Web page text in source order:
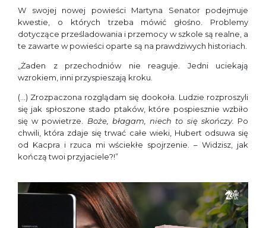
W swojej nowej powieści Martyna Senator podejmuje
kwestie, o których trzeba mówić głośno. Problemy
dotyczące prześladowania i przemocy w szkole są realne, a
te zawarte w powieści oparte są na prawdziwych historiach.
„Żaden z przechodniów nie reaguje. Jedni uciekają
wzrokiem, inni przyspieszają kroku.
(…) Zrozpaczona rozglądam się dookoła. Ludzie rozproszyli
się jak spłoszone stado ptaków, które pospiesznie wzbiło
się w powietrze. Boże, błagam, niech to się skończy. Po
chwili, która zdaje się trwać całe wieki, Hubert odsuwa się
od Kacpra i rzuca mi wściekłe spojrzenie. – Widzisz, jak
kończą twoi przyjaciele?!”